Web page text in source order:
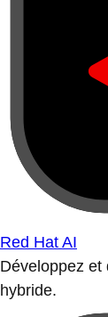
Red Hat AI
Développez et
hybride.